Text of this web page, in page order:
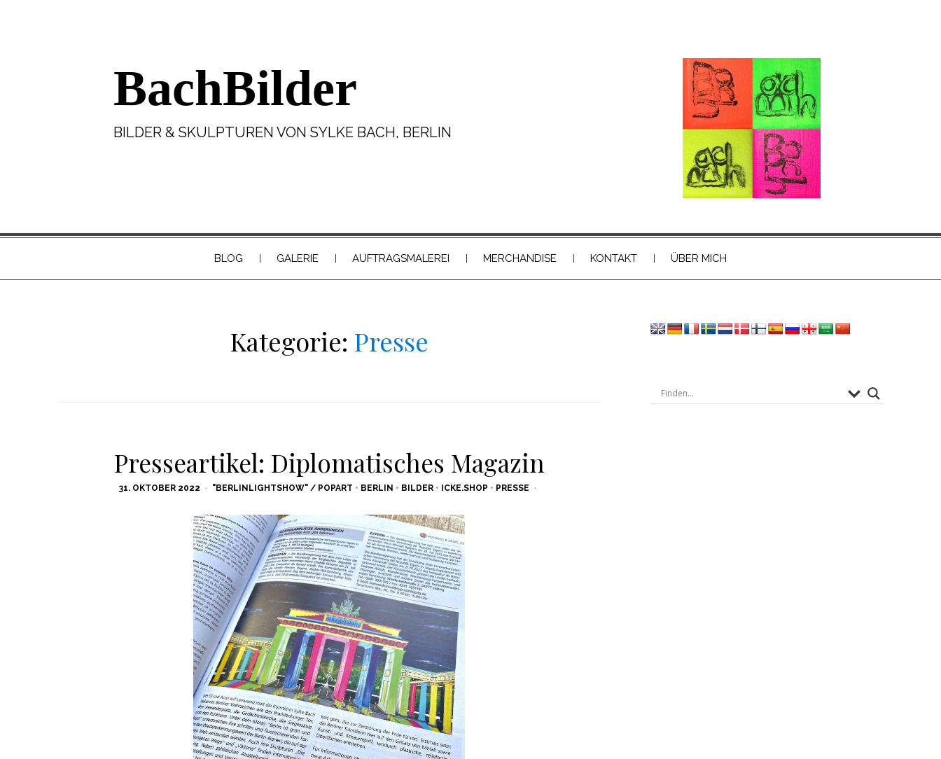
BachBilder
BILDER & SKULPTUREN VON SYLKE BACH, BERLIN
BLOG GALERIE AUFTRAGSMALEREI MERCHANDISE KONTAKT ÜBER MICH
Kategorie: Presse
Presseartikel: Diplomatisches Magazin
POSTED
31. OKTOBER 2022 "BERLINLIGHTSHOW" / POPART • BERLIN • BILDER • ICKE.SHOP • PRESSE